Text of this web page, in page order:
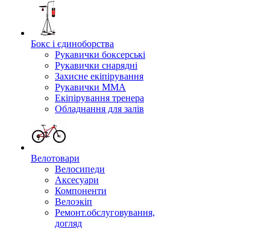
Бокс і єдиноборства
Рукавички боксерські
Рукавички снарядні
Захисне екіпірування
Рукавички ММА
Екіпірування тренера
Обладнання для залів
Велотовари
Велосипеди
Аксесуари
Компоненти
Велоэкіп
Ремонт.обслуговування,
догляд